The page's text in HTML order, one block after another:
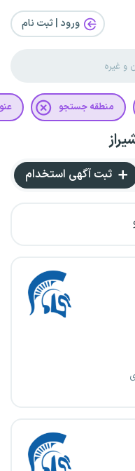
ورود | ثبت‌ نام
منطقه جستجو
ثبت آگهی استخدام